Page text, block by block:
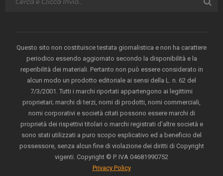
Questo sito non costituisce testata giornalistica e non ha carattere
periodico essendo aggiornato secondo la disponibilità e la
reperibilità dei materiali. Pertanto non può essere considerato in
alcun modo un prodotto editoriale ai sensi della L. n. 62 del
7/3/2001. Tutti i marchi riportati appartengono ai legittimi
proprietari; marchi di terzi, nomi di prodotti, nomi commerciali,
nomi corporativi e società citati possono essere marchi di
proprietà dei rispettivi titolari o marchi registrati d’altre società e
sono stati utilizzati a puro scopo esplicativo ed a beneficio del
possessore, senza alcun fine di violazione dei diritti di Copyright
vigenti. Copyright © P. IVA 04681990752
Privacy Policy